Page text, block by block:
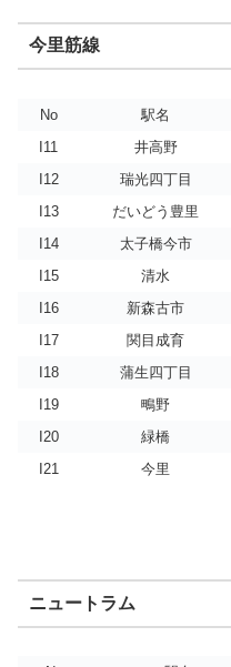
今里筋線
No
駅名
I11
井高野
I12
瑞光四丁目
I13
だいどう豊里
I14
太子橋今市
I15
清水
I16
新森古市
I17
関目成育
I18
蒲生四丁目
I19
鴫野
I20
緑橋
I21
今里
ニュートラム